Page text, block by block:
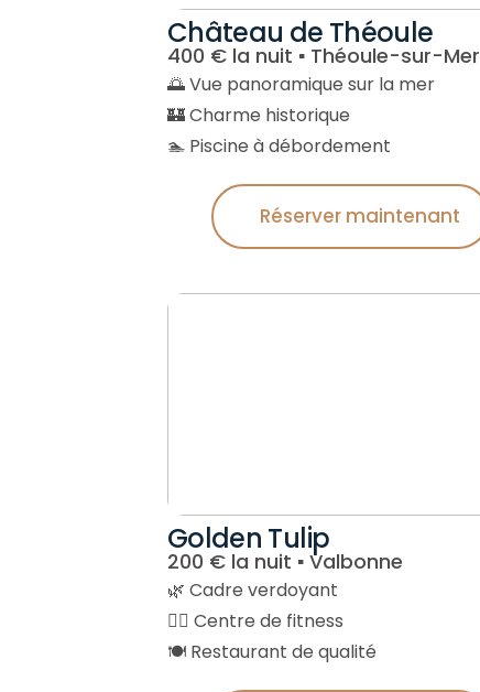
Château de Théoule
400 € la nuit ▪︎ Théoule-sur-Mer
🌅 Vue panoramique sur la mer
🏰 Charme historique
🏊 Piscine à débordement
Réserver maintenant
Golden Tulip
200 € la nuit ▪︎ Valbonne
🌿 Cadre verdoyant
🏋️‍♂️ Centre de fitness
🍽️ Restaurant de qualité